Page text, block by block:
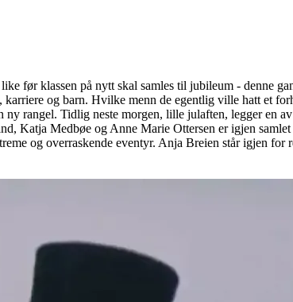
før klassen på nytt skal samles til jubileum - denne
og barn. Hvilke menn de egentlig ville hatt et
rangel. Tidlig neste morgen, lille julaften, legger en
Katja Medbøe og Anne Marie Ottersen er igjen
og overraskende eventyr. Anja Breien står igjen